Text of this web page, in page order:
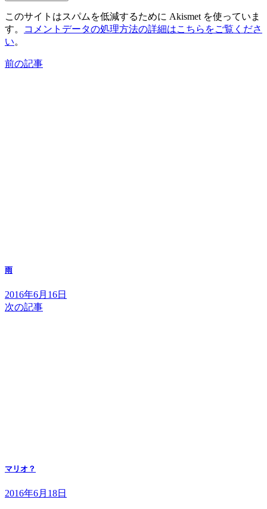
このサイトはスパムを低減するために Akismet を使っていま
す。
コメントデータの処理方法の詳細はこちらをご覧くださ
い。
前の記事
雨
2016年6月16日
次の記事
マリオ？
2016年6月18日